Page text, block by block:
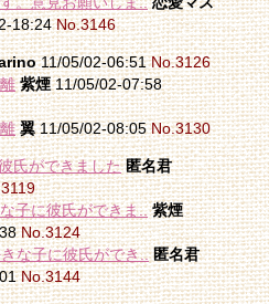
18:24No.3146
11/05/02-06:51No.3126
紫煙11/05/02-07:58
翼11/05/02-08:05No.3130
氏ができました 匿名君
子に彼氏ができま.. 紫煙
No.3124
な子に彼氏ができ.. 匿名君
No.3144